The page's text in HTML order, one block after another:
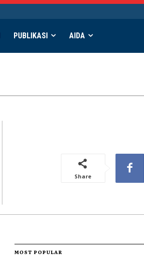
PUBLIKASI AIDA
Share
MOST POPULAR